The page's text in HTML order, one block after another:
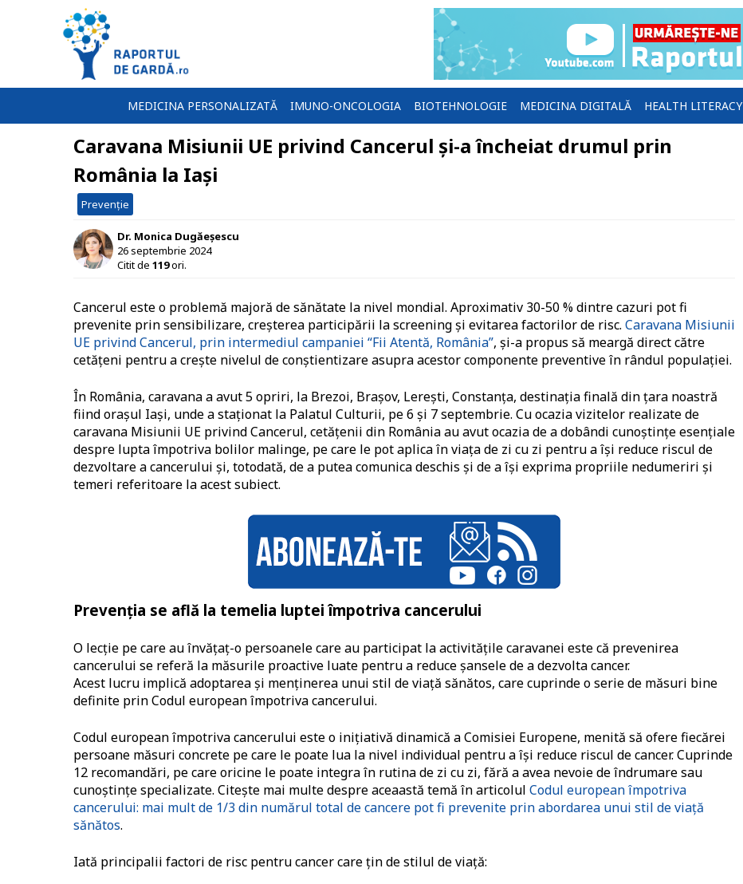
MEDICINA PERSONALIZATĂ IMUNO-ONCOLOGIA BIOTEHNOLOGIE MEDICINA DIGITALĂ HEALTH LITERACY
Caravana Misiunii UE privind Cancerul şi-a încheiat drumul prin
România la Iaşi
Prevenție
Dr. Monica Dugăeșescu
26 septembrie 2024
Citit de 119ori.
Cancerul este o problemă majoră de sănătate la nivel mondial. Aproximativ 30-50 % dintre cazuri pot fi
prevenite prin sensibilizare, creșterea participării la screening și evitarea factorilor de risc. Caravana Misiunii
UE privind Cancerul, prin intermediul campaniei “Fii Atentă, România”, şi-a propus să meargă direct către
cetăţeni pentru a creşte nivelul de conştientizare asupra acestor componente preventive în rândul populaţiei.
În România, caravana a avut 5 opriri, la Brezoi, Braşov, Lereşti, Constanţa, destinaţia finală din ţara noastră
fiind oraşul Iaşi, unde a staţionat la Palatul Culturii, pe 6 şi 7 septembrie. Cu ocazia vizitelor realizate de
caravana Misiunii UE privind Cancerul, cetăţenii din România au avut ocazia de a dobândi cunoştinţe esenţiale
despre lupta împotriva bolilor malinge, pe care le pot aplica în viaţa de zi cu zi pentru a îşi reduce riscul de
dezvoltare a cancerului şi, totodată, de a putea comunica deschis şi de a îşi exprima propriile nedumeriri şi
temeri referitoare la acest subiect.
Prevenţia se află la temelia luptei împotriva cancerului
O lecţie pe care au învăţaţ-o persoanele care au participat la activităţile caravanei este că prevenirea
cancerului se referă la măsurile proactive luate pentru a reduce șansele de a dezvolta cancer.
Acest lucru implică adoptarea și menținerea unui stil de viață sănătos, care cuprinde o serie de măsuri bine
definite prin Codul european împotriva cancerului.
Codul european împotriva cancerului este o inițiativă dinamică a Comisiei Europene, menită să ofere fiecărei
persoane măsuri concrete pe care le poate lua la nivel individual pentru a își reduce riscul de cancer. Cuprinde
12 recomandări, pe care oricine le poate integra în rutina de zi cu zi, fără a avea nevoie de îndrumare sau
cunoștințe specializate. Citeşte mai multe despre aceaastă temă în articolul Codul european împotriva
cancerului: mai mult de 1/3 din numărul total de cancere pot fi prevenite prin abordarea unui stil de viață
sănătos.
Iată principalii factori de risc pentru cancer care ţin de stilul de viaţă: